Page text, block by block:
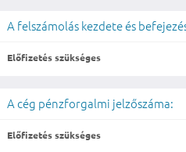
A felszámolás kezdete és
Előfizetés szükséges
A cég pénzforgalmi jelzőszáma:
Előfizetés szükséges